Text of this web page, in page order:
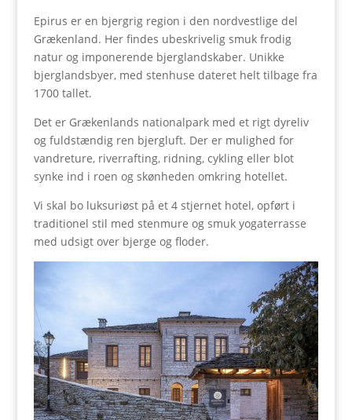
Epirus er en bjergrig region i den nordvestlige del
Grækenland. Her findes ubeskrivelig smuk frodig
natur og imponerende bjerglandskaber. Unikke
bjerglandsbyer, med stenhuse dateret helt tilbage fra
1700 tallet.
Det er Grækenlands nationalpark med et rigt dyreliv
og fuldstændig ren bjergluft. Der er mulighed for
vandreture, riverrafting, ridning, cykling eller blot
synke ind i roen og skønheden omkring hotellet.
Vi skal bo luksuriøst på et 4 stjernet hotel, opført i
traditionel stil med stenmure og smuk yogaterrasse
med udsigt over bjerge og floder.